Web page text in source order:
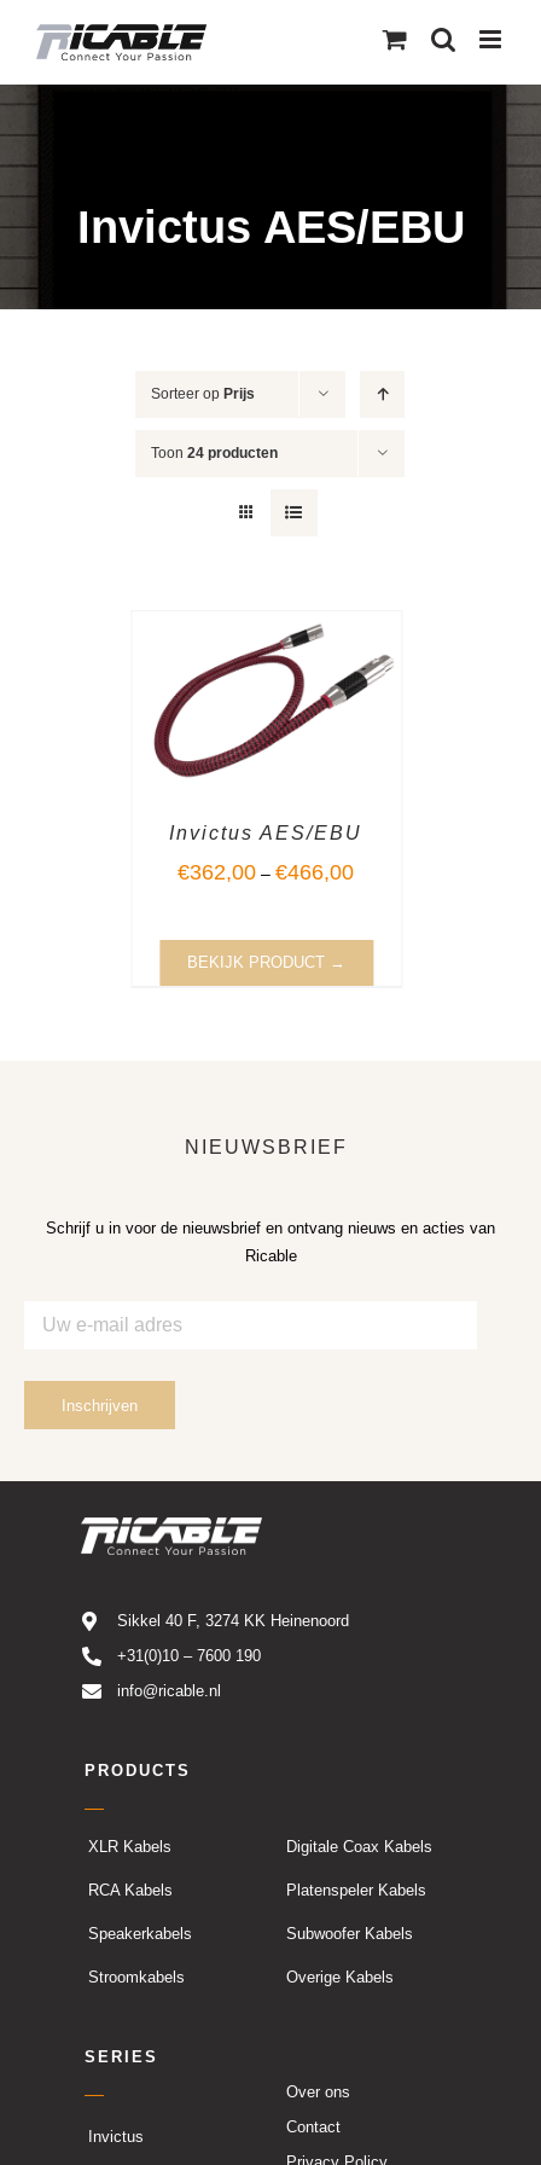
Invictus AES/EBU
Sorteer opPrijs
Toon24 producten
Invictus AES/EBU
€362,00 –€466,00
BEKIJK PRODUCT →
NIEUWSBRIEF
Schrijf u in voor de nieuwsbrief en ontvang nieuws en acties van
Ricable
Sikkel 40 F, 3274 KK Heinenoord
+31(0)10 – 7600 190
info@ricable.nl
PRODUCTS
SERIES
Digitale Coax Kabels
Platenspeler Kabels
Subwoofer Kabels
Overige Kabels
XLR Kabels
RCA Kabels
Speakerkabels
Stroomkabels
Invictus
Over ons
Contact